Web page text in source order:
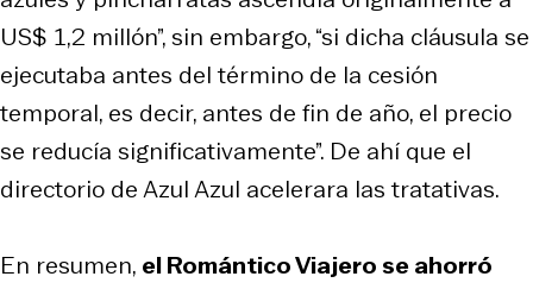
US$ 1,2 millón”, sin embargo, “si dicha cláusula se
ejecutaba antes del término de la cesión
temporal, es decir, antes de fin de año, el precio
se reducía significativamente”. De ahí que el
directorio de Azul Azul acelerara las tratativas.
En resumen, el Romántico Viajero se ahorró